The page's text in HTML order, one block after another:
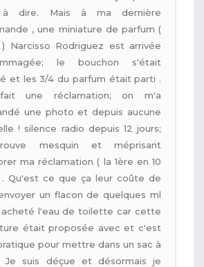
dire. Mais à ma dernière
, une miniature de parfum (
Narcisso Rodriguez est arrivée
le bouchon s'était
et les 3/4 du parfum était parti .
une réclamation; on m'a
une photo et depuis aucune
! silence radio depuis 12 jours;
mesquin et méprisant
ma réclamation ( la 1ère en 10
. Qu'est ce que ça leur coûte de
un flacon de quelques ml
acheté l'eau de toilette car cette
était proposée avec et c'est
pour mettre dans un sac à
Je suis déçue et désormais je